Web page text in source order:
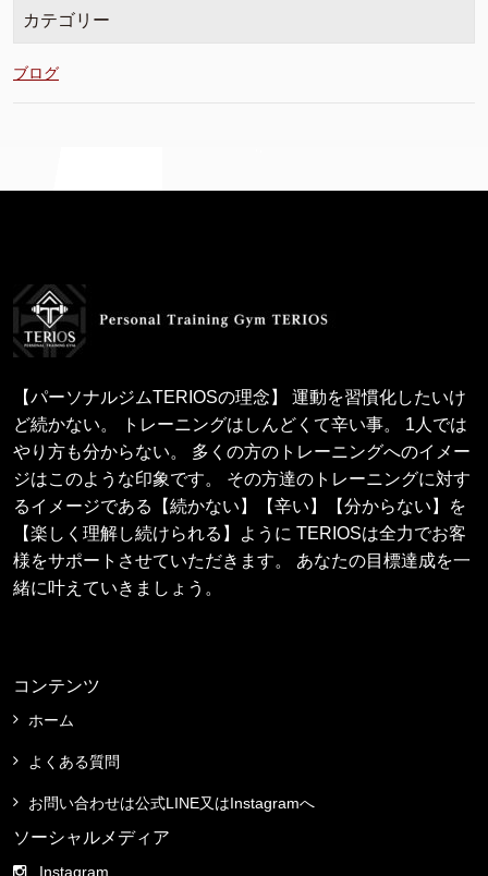
カテゴリー
ブログ
【パーソナルジムTERIOSの理念】 運動を習慣化したいけ
ど続かない。 トレーニングはしんどくて辛い事。 1人では
やり方も分からない。 多くの方のトレーニングへのイメー
ジはこのような印象です。 その方達のトレーニングに対す
るイメージである【続かない】【辛い】【分からない】を
【楽しく理解し続けられる】ように TERIOSは全力でお客
様をサポートさせていただきます。 あなたの目標達成を一
緒に叶えていきましょう。
コンテンツ
ホーム
よくある質問
お問い合わせは公式LINE又はInstagramへ
ソーシャルメディア
Instagram